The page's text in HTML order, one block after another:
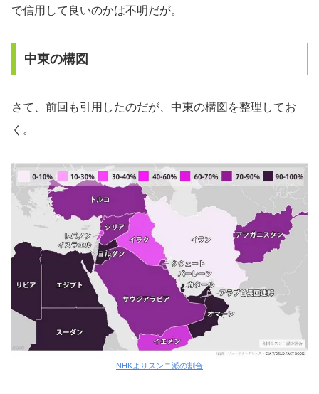
で信用して良いのかは不明だが。
中東の構図
さて、前回も引用したのだが、中東の構図を整理してお
く。
NHKよりスンニ派の割合